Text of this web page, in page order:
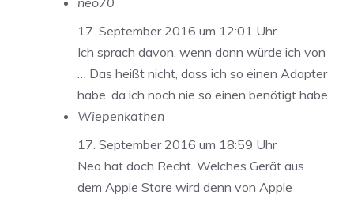
17. September 2016 um 12:01 Uhr
Ich sprach davon, wenn dann würde ich von
… Das heißt nicht, dass ich so einen Adapter
habe, da ich noch nie so einen benötigt habe.
Wiepenkathen
17. September 2016 um 18:59 Uhr
Neo hat doch Recht. Welches Gerät aus
dem Apple Store wird denn von Apple